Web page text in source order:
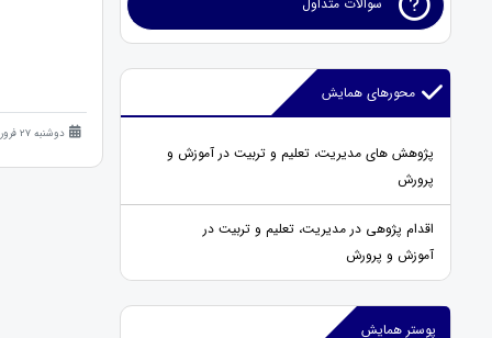
سوالات متداول
محورهای همایش
پژوهش های مدیریت، تعلیم و تربیت در آموزش و
پرورش
اقدام پژوهی در مدیریت، تعلیم و تربیت در
آموزش و پرورش
پوستر همایش
دوشنبه 27 فروردین 1403 (2 سال قبل )